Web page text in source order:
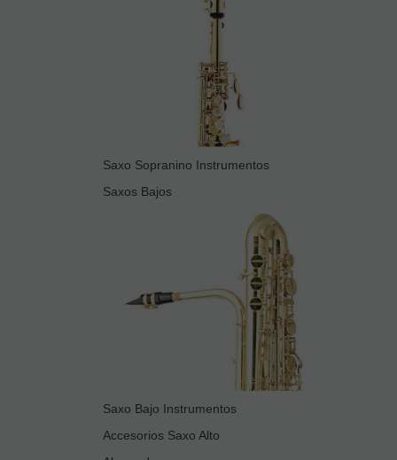
Saxo Sopranino Instrumentos
Saxos Bajos
Saxo Bajo Instrumentos
Accesorios Saxo Alto